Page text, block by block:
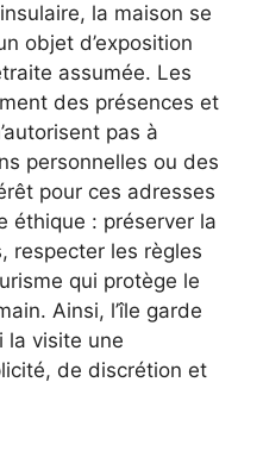
la maison se
objet d’exposition
assumée. Les
des présences et
pas à
personnelles ou des
pour ces adresses
éthique : préserver la
respecter les règles
qui protège le
Ainsi, l’île garde
la visite une
de discrétion et